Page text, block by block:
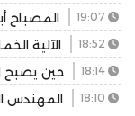
المرحلة الابتدائية
المصباح
الآلية
سودانية للتسوية
حين يصبح
الجاكومي يعيد النور
المهندس